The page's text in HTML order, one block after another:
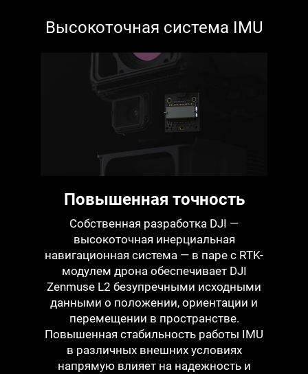
Высокоточная система IMU
Повышенная точность
Собственная разработка DJI —
высокоточная инерциальная
навигационная система — в паре с RTK-
модулем дрона обеспечивает DJI
Zenmuse L2 безупречными исходными
данными о положении, ориентации и
перемещении в пространстве.
Повышенная стабильность работы IMU
в различных внешних условиях
напрямую влияет на надежность и